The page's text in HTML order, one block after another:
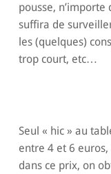
pousse,
suffira de
les (quelques)
trop court, etc…
Seul « hic » au
entre 4 et 6
dans ce prix, on